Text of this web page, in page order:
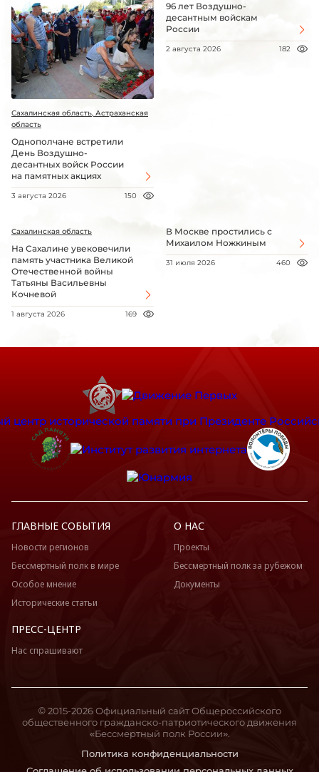
Сахалинская область, Астраханская
область
Однополчане встретили
День Воздушно-
десантных войск России
на памятных акциях
3 августа 2026 150
96 лет Воздушно-
десантным войскам
России
2 августа 2026 182
Сахалинская область
На Сахалине увековечили
память участника Великой
Отечественной войны
Татьяны Васильевны
Кочневой
1 августа 2026 169
В Москве простились с
Михаилом Ножкиным
31 июля 2026 460
ГЛАВНЫЕ СОБЫТИЯ
Новости регионов
Бессмертный полк в мире
Особое мнение
Исторические статьи
О НАС
Проекты
Бессмертный полк за рубежом
Документы
ПРЕСС-ЦЕНТР
Нас спрашивают
Политика конфиденциальности
© 2015-2026 Официальный сайт Общероссийского
общественного гражданско-патриотического движения
«Бессмертный полк России».